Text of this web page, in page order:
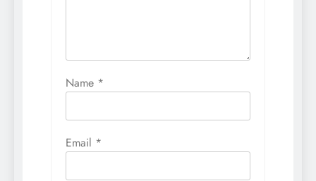
Name *
Email *